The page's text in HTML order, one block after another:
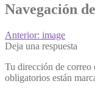
Navegación
Anterior: image
Deja una respuesta
Tu dirección de correo
obligatorios están